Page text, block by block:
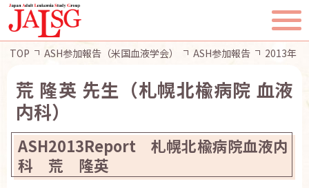
TOP ASH参加報告（米国血液学会） ASH参加報告 2013年
荒 隆英 先生（札幌北楡病院 血液
内科）
ASH2013Report 札幌北楡病院血液内
科 荒 隆英